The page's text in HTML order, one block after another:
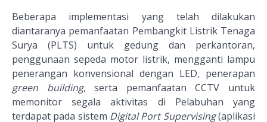
Beberapa implementasi yang telah dilakukan
diantaranya pemanfaatan Pembangkit Listrik Tenaga
Surya (PLTS) untuk gedung dan perkantoran,
penggunaan sepeda motor listrik, mengganti lampu
penerangan konvensional dengan LED, penerapan
green building, serta pemanfaatan CCTV untuk
memonitor segala aktivitas di Pelabuhan yang
terdapat pada sistem Digital Port Supervising(aplikasi